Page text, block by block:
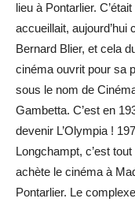
lieu à Pontarlier.
accueillait, aujourd’hui
Bernard Blier, et cela
cinéma ouvrit pour sa
sous le nom de
Gambetta. C’est en
devenir L’Olympia !
Longchampt, c’est
achète le cinéma à
Pontarlier. Le